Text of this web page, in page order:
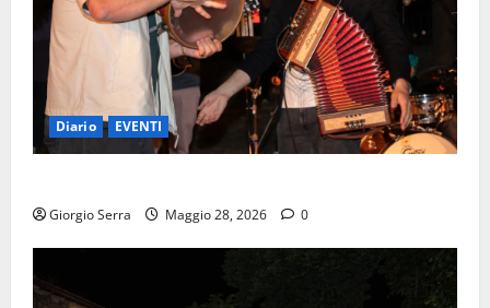
Diario EVENTI
Giorgio Serra Maggio 28, 2026 0